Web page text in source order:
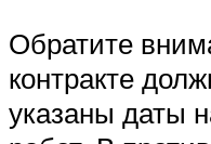
Обратите
контракте
указаны даты